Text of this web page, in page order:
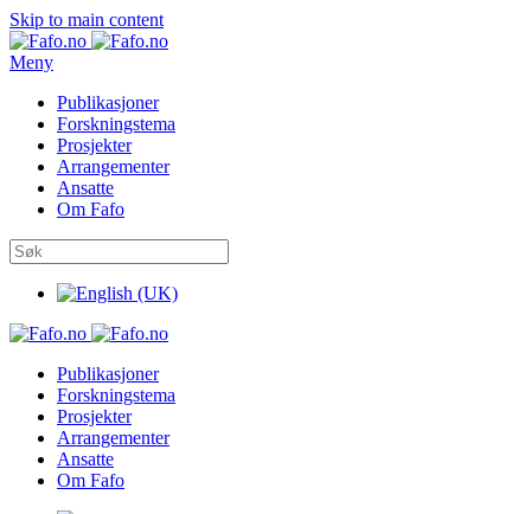
Skip to main content
Meny
Publikasjoner
Forskningstema
Prosjekter
Arrangementer
Ansatte
Om Fafo
Publikasjoner
Forskningstema
Prosjekter
Arrangementer
Ansatte
Om Fafo